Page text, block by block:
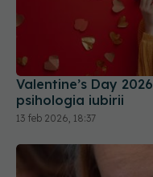
Valentine’s Day
psihologia iubirii
13 feb 2026, 18:37